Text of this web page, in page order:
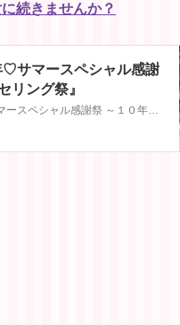
続きませんか？
♡サマースペシャル感謝
リング祭』
１０周年♡サマースペシャル感謝祭 ～１０年間の感謝を込めた特別企画〜●カウンセリング祭●今年、自分を変える一年に一度のビッグチャンス到来！いつもよりグッとお得…